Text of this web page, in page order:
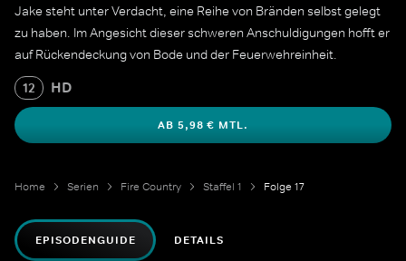
Jake steht unter Verdacht, eine Reihe von Bränden selbst gelegt
zu haben. Im Angesicht dieser schweren Anschuldigungen hofft er
auf Rückendeckung von Bode und der Feuerwehreinheit.
12 HD
AB 5,98 € MTL.
Home Serien Fire Country Staffel 1 Folge 17
EPISODENGUIDE DETAILS